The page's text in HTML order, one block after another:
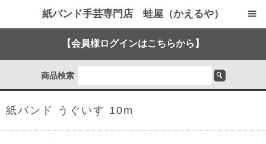
紙バンド手芸専門店 蛙屋（かえるや）
【会員様ログインはこちらから】
商品検索
紙バンド うぐいす 10m